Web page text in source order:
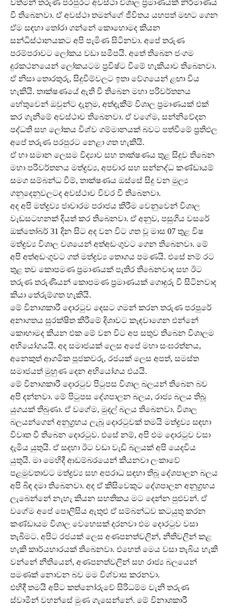
වත්මන් තරුණ පරපුරට අවස්ථා විශාල ප්‍රමාණයක් නිර්මාණය
වී තිබෙනවා. ඒ අවස්ථා තමන්ගේ ජීවිතය යහපත් මඟට ගෙන
ඒම සඳහා තෝරා ගන්නේ කොහොමද කියන
සන්ධිස්ථානයකට අපි පැමිණ සිටිනවා. අපේ තරුණ
පරම්පරාවට ලෝකය වඩා සමීපයි. අතේ තිබෙන ජංගම
දුරකථනයෙන් ලෝකයටම ප්‍රවිෂ්ට වීමේ හැකියාව තිබෙනවා.
ඒ නිසා තොරතුරු, සිදුවීම්වලට ඉතා වේගයෙන් ළඟා විය
හැකියි. තාක්ෂණයේ ඇති වී තිබෙන මහා පරිවර්තනය
හේතුවෙන් ඔවුන්ට දැනුම, අත්දැකීම් විශාල ප්‍රමාණයක් එක්
කර ගැනීමේ අවස්ථාව තිබෙනවා. ඒ වගේම, සන්නිවේදන
පද්ධති සහ ලෝකය විශ්ව ගම්මානයක් බවට පත්වීමේ ප්‍රතිඵල
අපේ තරුණ පරපුරට නෙළා ගත හැකියි.
ඒ හා සමාන ලෙසම විද්‍යාව සහ තාක්ෂණය තුළ සිදුව තිබෙන
මහා පරිවර්තනය මත්ද්‍රව්‍ය, අපචාර සහ සන්නද්ධ කණ්ඩායම්
සමග සම්බන්ධ වීම්, තාක්ෂණය ඔස්සේ සිදු වන මුල්‍ය
ගනුදෙනුවලටද අවස්ථාව විවර වී තිබෙනවා.
අද අපි මත්ද්‍රව්‍ය ජාවාරම පරාජය කිරීම වෙනුවෙන් විශාල
වැඩසටහනක් දියත් කර තිබෙනවා. ඒ අනුව, පසුගිය වසරේ
ඔක්තෝබර් 31 දින සිට අද වන විට ගත වූ මාස 07 තුළ විෂ
මත්ද්‍රව්‍ය විශාල වශයෙන් අත්අඩංගුවට ගෙන තිබෙනවා. මේ
අපි අත්අඩංගුවට ගත් මත්ද්‍රව්‍ය තොගය පමණයි. එසේ නම් රට
තුළ තව කොපමණ ප්‍රමාණයක් පැතිර තිබෙනවාද සහ ඊට
තරුණ තරුණියන් කොපමණ ප්‍රමාණයක් ගොදුරු වී සිටිනවාද
කියා තේරුම්ගත හැකියි.
මේ විනාශකාරී දොරටුව දෙසට ගමන් කරන තරුණ පරපුරේ
අනාගතය සුරක්ෂිත කිරීමේ දිශාවට කැඳවාගෙන එන්නේ
කොහාමද කියන එක මේ වන විට අප සතුව තිබෙන විශාලම
අභියෝගයයි. අද සමාජයක් ලෙස අපේ මහා සංඝරත්නය,
අනෙකුත් ආගමික පූජකවරු, රජයක් ලෙස අපත්, සමස්ත
සමාජයත් මුහුණ දෙන අභියෝගය එයයි.
මේ විනාශකාරී දොරටුව පිටුපස විශාල බලයන් තිබෙන බව
අපි දන්නවා. මේ පිටුපස දේශපාලන බලය, රාජ්‍ය බලය තිබූ
යුගයක් තිබුණා. ඒ වගේම, මුදල් බලය තිබෙනවා. විශාල
බලයන්ගෙන් අනුග්‍රහය ලැබූ දොරටුවක් තමයි මත්ද්‍රව්‍ය සඳහා
විවෘත වී තිබෙන දොරටුව. එසේ නම්, අපි එම දොරටුව වසා
දැමිය යුතුයි. ඒ සදහා ඊට වඩා වැඩි බලයක් අපි යෙදවිය
යුතුයි. මා මෙහිදී ආඩම්බරයෙන් කියනවා ලංකාවේ
පළමුවතාවට මත්ද්‍රව්‍ය සහ අපරාධ සඳහා තිබූ දේශපාලන බලය
අපි බිඳ දමා තිබෙනවා. අද ඒ කිසිවෙකුට දේශපාලන අනුග්‍රහය
ලැබෙන්නේ නැහැ කියන සහතිකය මට දෙන්න පුළුවන්. ඒ
වගේම අපේ පොලිසිය ඇතුළු ඒ සම්බන්ධව කටයුතු කරන
කණ්ඩායම විශාල වෙහෙසක් දරනවා එම දොරටුව වසා
තැබීමට. අපිට රජයක් ලෙස අණපනත්වලින්, නීතිවලින් කළ
හැකි කාර්යභාරයක් තිබෙනවා. එහෙත් මෙය වසා තැබිය හැකි
වන්නේ නීතියෙන්, අණපනත්වලින් සහ රාජ්‍ය බලයෙන්
පමණක් නොවන බව මම විශ්වාස කරනවා.
එහිදී තමයි අපිට කත්නෝරුවේ සිරිධම්ම වැනි තරුණ
ස්වාමීන් වහන්සේ මුණ ගැසෙන්නේ. මේ විනාශකාරී